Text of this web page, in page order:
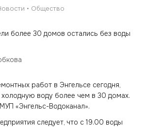
Общество
работ в Энгельсе сегодня,
воду более чем в 30 домах.
«Энгельс-Водоканал».
следует, что с 19.00 воды